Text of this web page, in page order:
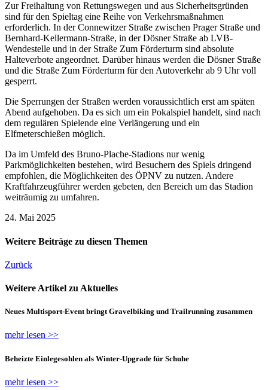
Zur Freihaltung von Rettungswegen und aus Sicherheitsgründen
sind für den Spieltag eine Reihe von Verkehrsmaßnahmen
erforderlich. In der Connewitzer Straße zwischen Prager Straße und
Bernhard-Kellermann-Straße, in der Dösner Straße ab LVB-
Wendestelle und in der Straße Zum Förderturm sind absolute
Halteverbote angeordnet. Darüber hinaus werden die Dösner Straße
und die Straße Zum Förderturm für den Autoverkehr ab 9 Uhr voll
gesperrt.
Die Sperrungen der Straßen werden voraussichtlich erst am späten
Abend aufgehoben. Da es sich um ein Pokalspiel handelt, sind nach
dem regulären Spielende eine Verlängerung und ein
Elfmeterschießen möglich.
Da im Umfeld des Bruno-Plache-Stadions nur wenig
Parkmöglichkeiten bestehen, wird Besuchern des Spiels dringend
empfohlen, die Möglichkeiten des ÖPNV zu nutzen. Andere
Kraftfahrzeugführer werden gebeten, den Bereich um das Stadion
weiträumig zu umfahren.
24. Mai 2025
Weitere Beiträge zu diesen Themen
Zurück
Weitere Artikel zu Aktuelles
Neues Multisport-Event bringt Gravelbiking und Trailrunning zusammen
mehr lesen >>
Beheizte Einlegesohlen als Winter-Upgrade für Schuhe
mehr lesen >>